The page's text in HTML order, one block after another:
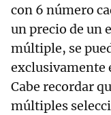
con 6 número
un precio de un
múltiple, se
exclusivamente
Cabe recordar
múltiples